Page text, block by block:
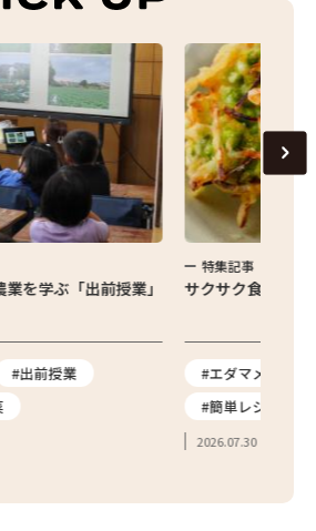
サクサク食感がたまらない！東京産枝豆の
#エダマメ
#夏野菜